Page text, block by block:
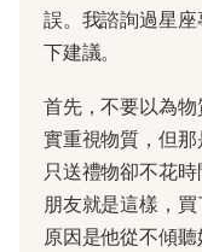
誤。我諮詢過星
下建議。
首先，不要以為
實重視物質，但
只送禮物卻不花
朋友就是這樣，
原因是他從不傾聽